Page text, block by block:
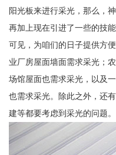
阳光板来进行采光，那么，
再加上现在引进了一些的技
可见，为咱们的日子提供方
业厂房屋面墙面需求采光；
场馆屋面也需求采光，以及
也需求采光。除此之外，还
建等都要考虑到采光的问题。